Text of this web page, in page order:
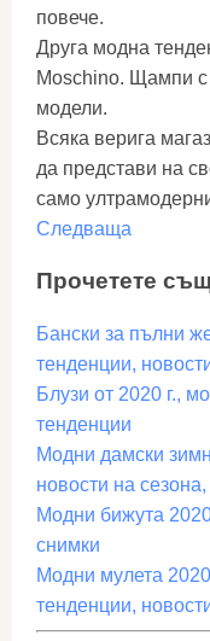
повече.
Друга модна
Moschino. Щампи с
модели.
Всяка верига
да представи на
само
Следваща
Прочетете
Бански за пълни
тенденции,
Блузи от 2020 г.,
тенденции
Модни дамски
новости на
Модни бижута
снимки
Модни мулета
тенденции,